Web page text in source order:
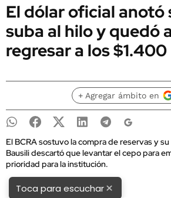
El dólar oficial anotó
suba al hilo y quedó
regresar a los $1.400
+ Agregar ámbito en
El BCRA sostuvo la compra de reservas y
Bausili descartó que levantar el cepo para
prioridad para la institución.
Toca para escuchar×